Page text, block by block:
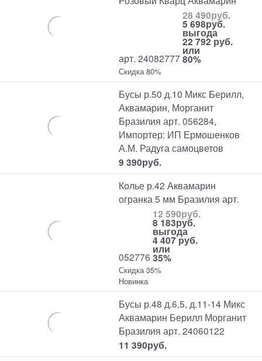
арт. 24082777
28 490руб.
5 698руб.
выгода
22 792 руб.
или
80%
Скидка 80%
Бусы р.50 д.10 Микс Берилл,
Аквамарин, Морганит
Бразилия арт. 056284,
Импортер: ИП Ермошенков
А.М. Радуга самоцветов
9 390руб.
Колье р.42 Аквамарин
огранка 5 мм Бразилия арт.
052776
12 590руб.
8 183руб.
выгода
4 407 руб.
или
35%
Скидка 35%
Новинка
Бусы р.48 д.6,5, д.11-14 Микс
Аквамарин Берилл Морганит
Бразилия арт. 24060122
11 390руб.